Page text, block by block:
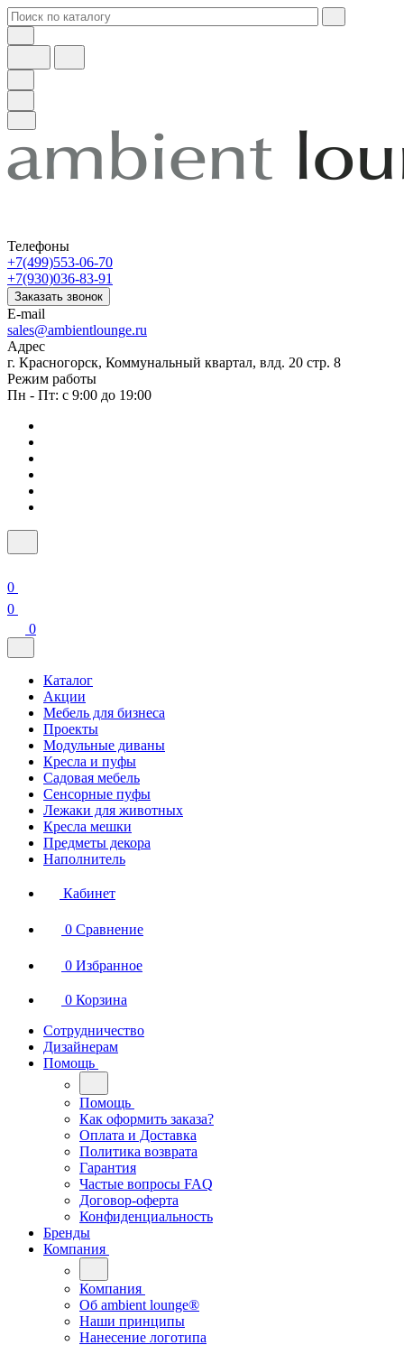
Телефоны
+7(499)553-06-70
+7(930)036-83-91
Заказать звонок
E-mail
sales@ambientlounge.ru
Адрес
г. Красногорск, Коммунальный квартал, влд. 20 стр. 8
Режим работы
Пн - Пт: с 9:00 до 19:00
0
0
0
Каталог
Акции
Мебель для бизнеса
Проекты
Модульные диваны
Кресла и пуфы
Садовая мебель
Сенсорные пуфы
Лежаки для животных
Кресла мешки
Предметы декора
Наполнитель
Кабинет
0 Сравнение
0 Избранное
0 Корзина
Сотрудничество
Дизайнерам
Помощь
Помощь
Как оформить заказа?
Оплата и Доставка
Политика возврата
Гарантия
Частые вопросы FAQ
Договор-оферта
Конфиденциальность
Бренды
Компания
Компания
Oб ambient lounge®
Наши принципы
Нанесение логотипа